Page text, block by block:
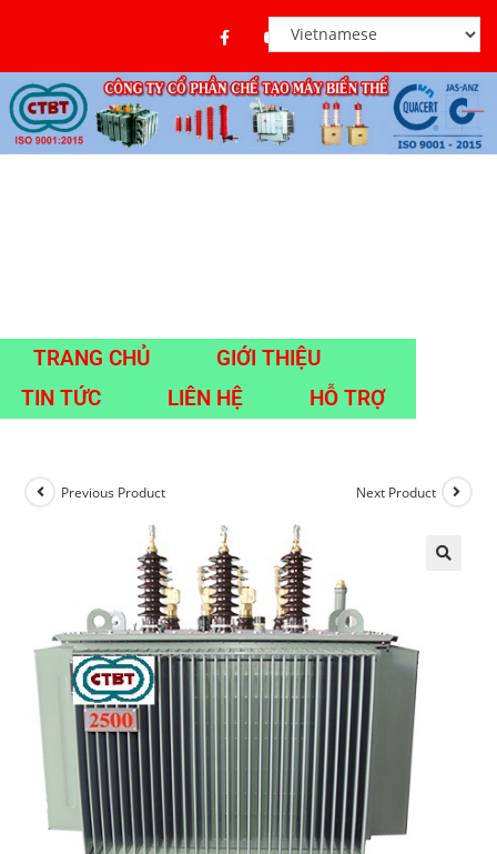
TRANG CHỦ
GIỚI THIỆU
TIN TỨC
LIÊN HỆ HỖ TRỢ
Previous Product Next Product